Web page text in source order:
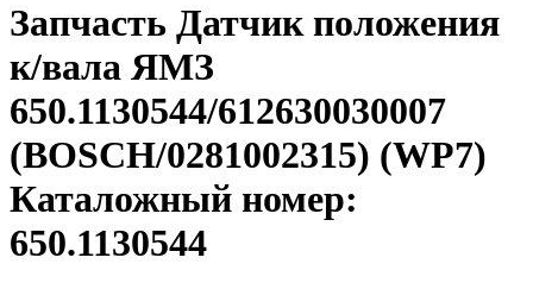
Запчасть Датчик положения
к/вала ЯМЗ
650.1130544/612630030007
(BOSCH/0281002315) (WP7)
Каталожный номер:
650.1130544